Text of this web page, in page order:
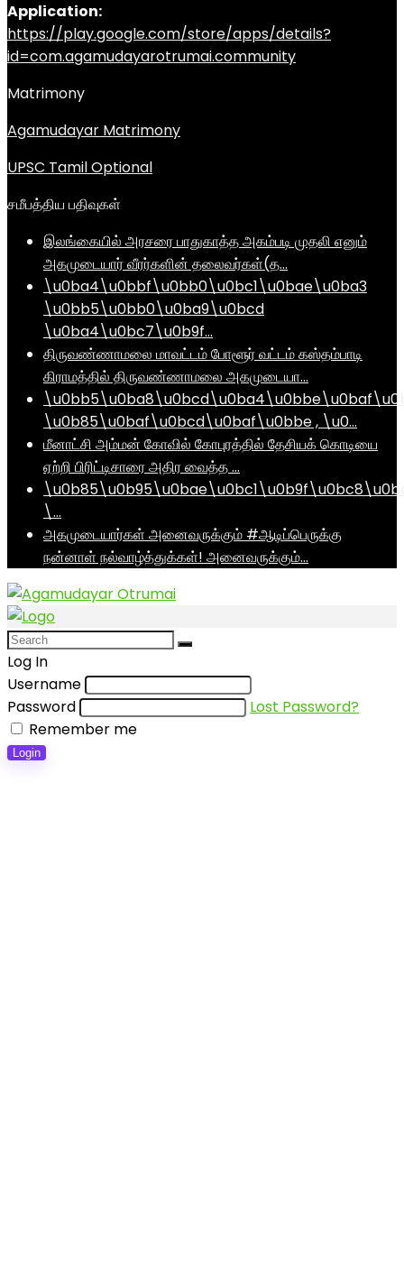
Application:
https://play.google.com/store/apps/details?
id=com.agamudayarotrumai.community
Matrimony
Agamudayar Matrimony
UPSC Tamil Optional
சமீபத்திய பதிவுகள்
இலங்கையில் அரசரை பாதுகாத்த அகம்படி முதலி எனும்
அகமுடையார் வீரர்களின் தலைவர்கள்(த…
\u0ba4\u0bbf\u0bb0\u0bc1\u0bae\u0ba3
\u0bb5\u0bb0\u0ba9\u0bcd
\u0ba4\u0bc7\u0b9f…
திருவண்ணாமலை மாவட்டம் போளூர் வட்டம் கஸ்தம்பாடி
கிராமத்தில் திருவண்ணாமலை அகமுடையா…
\u0b85\u0baf\u0bcd\u0baf\u0bbe , \u0…
மீனாட்சி அம்மன் கோவில் கோபுரத்தில் தேசியக் கொடியை
ஏற்றி பிரிட்டிசாரை அதிர வைத்த …
\…
அகமுடையார்கள் அனைவருக்கும் #ஆடிப்பெருக்கு
நன்னாள் நல்வாழ்த்துக்கள்! அனைவருக்கும்…
Log In
Username
Password
Lost Password?
Remember me
Login